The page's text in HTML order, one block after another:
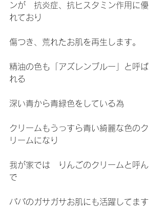
ンが　抗炎症、抗ヒスタミン作用に優
れており
傷つき、荒れたお肌を再生します。
精油の色も「アズレンブルー」と呼ば
れる
深い青から青緑色をしている為
クリームもうっすら青い綺麗な色のク
リームになり
我が家では　りんごのクリームと呼ん
で
パパのガサガサお肌にも活躍してます